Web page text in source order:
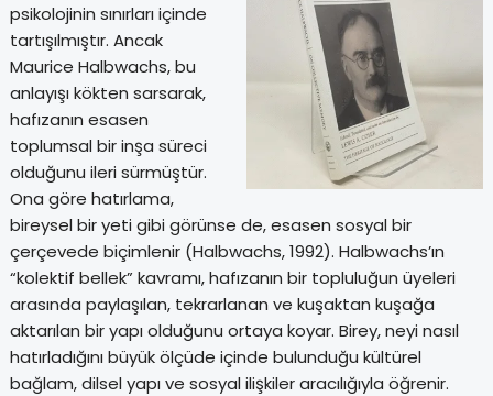
psikolojinin sınırları içinde
tartışılmıştır. Ancak
Maurice Halbwachs, bu
anlayışı kökten sarsarak,
hafızanın esasen
toplumsal bir inşa süreci
olduğunu ileri sürmüştür.
Ona göre hatırlama,
bireysel bir yeti gibi görünse de, esasen sosyal bir
çerçevede biçimlenir (Halbwachs, 1992). Halbwachs’ın
“kolektif bellek” kavramı, hafızanın bir topluluğun üyeleri
arasında paylaşılan, tekrarlanan ve kuşaktan kuşağa
aktarılan bir yapı olduğunu ortaya koyar. Birey, neyi nasıl
hatırladığını büyük ölçüde içinde bulunduğu kültürel
bağlam, dilsel yapı ve sosyal ilişkiler aracılığıyla öğrenir.